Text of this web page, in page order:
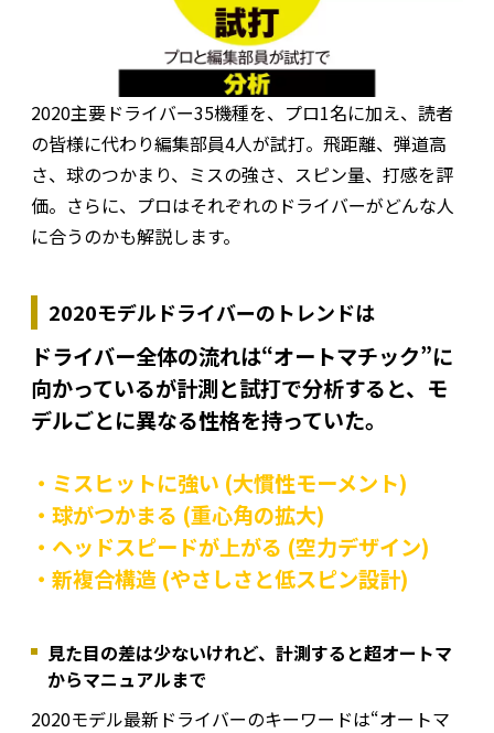
2020主要ドライバー35機種を、プロ1名に加え、読者
の皆様に代わり編集部員4人が試打。飛距離、弾道高
さ、球のつかまり、ミスの強さ、スピン量、打感を評
価。さらに、プロはそれぞれのドライバーがどんな人
に合うのかも解説します。
2020モデルドライバーのトレンドは
ドライバー全体の流れは“オートマチック”に
向かっているが計測と試打で分析すると、モ
デルごとに異なる性格を持っていた。
・ミスヒットに強い (大慣性モーメント)
・球がつかまる (重心角の拡大)
・ヘッドスピードが上がる (空力デザイン)
・新複合構造 (やさしさと低スピン設計)
見た目の差は少ないけれど、計測すると超オートマ
からマニュアルまで
2020モデル最新ドライバーのキーワードは“オートマ